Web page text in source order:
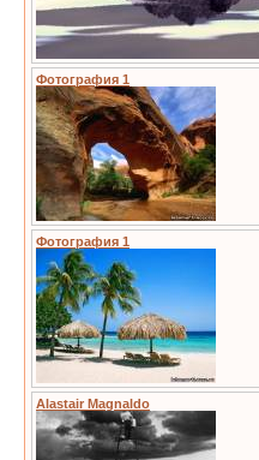
Фотография 1
Фотография 1
Alastair Magnaldo